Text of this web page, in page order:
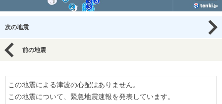
次の地震
前の地震
この地震による津波の心配はありません。
この地震について、緊急地震速報を発表しています。